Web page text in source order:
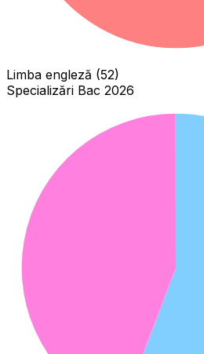
Limba engleză (52)
Specializări Bac 2026